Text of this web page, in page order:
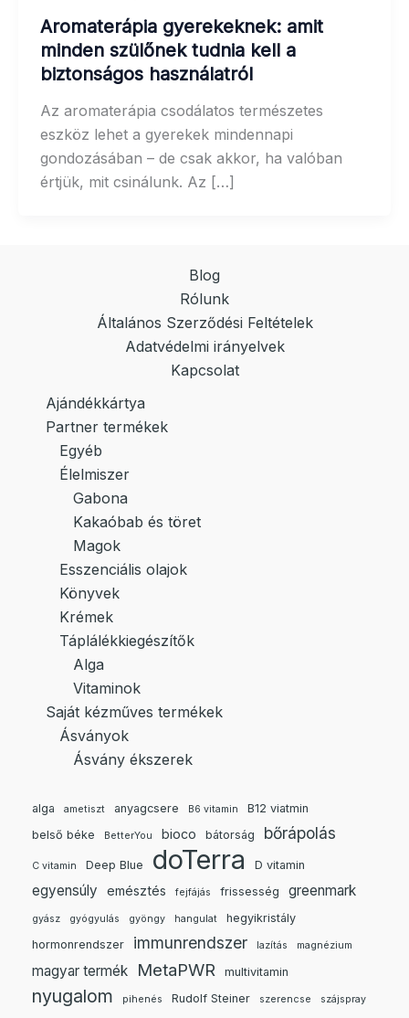
Aromaterápia gyerekeknek: amit
minden szülőnek tudnia kell a
biztonságos használatról
Az aromaterápia csodálatos természetes
eszköz lehet a gyerekek mindennapi
gondozásában – de csak akkor, ha valóban
értjük, mit csinálunk. Az […]
Blog
Rólunk
Általános Szerződési Feltételek
Adatvédelmi irányelvek
Kapcsolat
Ajándékkártya
Partner termékek
Egyéb
Élelmiszer
Gabona
Kakaóbab és töret
Magok
Esszenciális olajok
Könyvek
Krémek
Táplálékkiegészítők
Alga
Vitaminok
Saját kézműves termékek
Ásványok
Ásvány ékszerek
alga ametiszt anyagcsere B6 vitamin
B12 viatmin
belső béke
BetterYou bioco bátorság bőrápolás
C vitamin Deep Blue doTerra D vitamin
egyensúly emésztés fejfájás frissesség greenmark
gyász gyógyulás gyöngy hangulat
hegyikristály
hormonrendszer
immunrendszer lazítás magnézium
magyar termék MetaPWR multivitamin
nyugalom pihenés Rudolf Steiner szerencse szájspray